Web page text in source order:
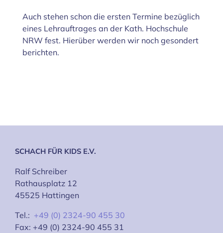
Auch stehen schon die ersten Termine bezüglich
eines Lehrauftrages an der Kath. Hochschule
NRW fest. Hierüber werden wir noch gesondert
berichten.
SCHACH FÜR KIDS E.V.
Ralf Schreiber
Rathausplatz 12
45525 Hattingen
Tel.: +49 (0) 2324-90 455 30
Fax: +49 (0) 2324-90 455 31